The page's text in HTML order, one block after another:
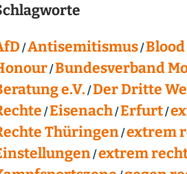
Antisemitismus
Bundesverband
e.V. Der Dritte
Eisenach Erfurt
Thüringen extrem
extrem